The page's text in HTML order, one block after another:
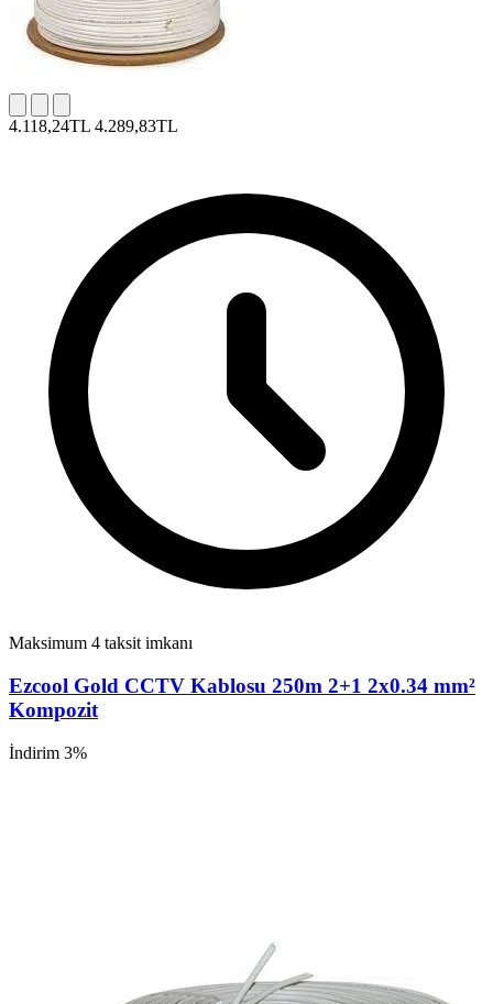
4.118,24TL 4.289,83TL
Maksimum 4 taksit imkanı
Ezcool Gold CCTV Kablosu 250m 2+1 2x0.34 mm²
Kompozit
İndirim 3%